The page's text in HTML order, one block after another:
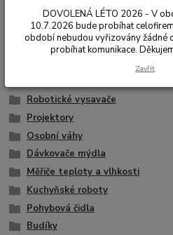
Mi Home
Chytré zásuvky
Robotické vysavače
Projektory
Osobní váhy
Dávkovače mýdla
Měřiče teploty a vlhkosti
Kuchyňské roboty
Pohybová čidla
Budíky
DOVOLENÁ LÉTO 2026 - V
10.7.2026 bude probíhat
období nebudou vyřizovány žádné
probíhat komunikace.
Zavřít